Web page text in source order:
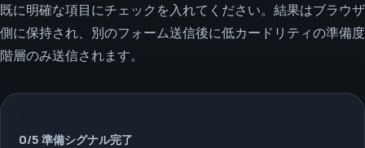
既に明確な項目にチェックを入れてください。結果はブラウザ
側に保持され、別のフォーム送信後に低カードリティの準備度
階層のみ送信されます。
0/5 準備シグナル完了